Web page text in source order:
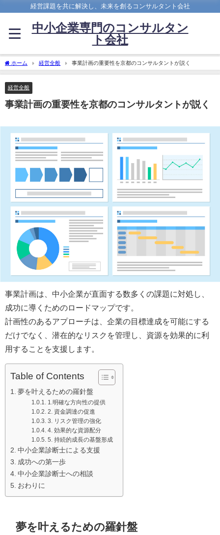
経営課題を共に解決し、未来を創るコンサルタント会社
中小企業専門のコンサルタン
ト会社
ホーム 経営全般 事業計画の重要性を京都のコンサルタントが説く
経営全般
事業計画の重要性を京都のコンサルタントが説く
事業計画は、中小企業が直面する数多くの課題に対処し、
成功に導くためのロードマップです。
計画性のあるアプローチは、企業の目標達成を可能にする
だけでなく、潜在的なリスクを管理し、資源を効果的に利
用することを支援します。
Table of Contents
夢を叶えるための羅針盤
1.明確な方向性の提供
2. 資金調達の促進
3. リスク管理の強化
4. 効果的な資源配分
5. 持続的成長の基盤形成
中小企業診断士による支援
成功への第一歩
中小企業診断士への相談
おわりに
夢を叶えるための羅針盤